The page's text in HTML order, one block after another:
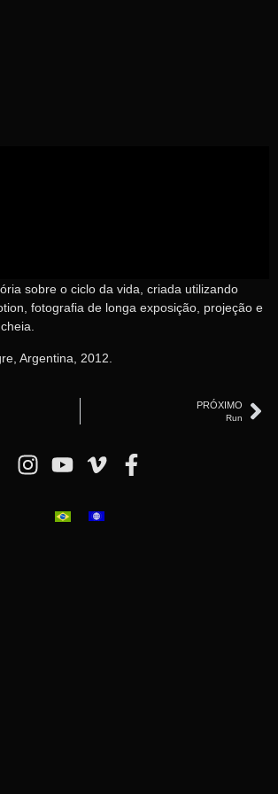
sobre o ciclo da vida, criada utilizando
fotografia de longa exposição, projeção e
Argentina, 2012.
PRÓXIMO
Run